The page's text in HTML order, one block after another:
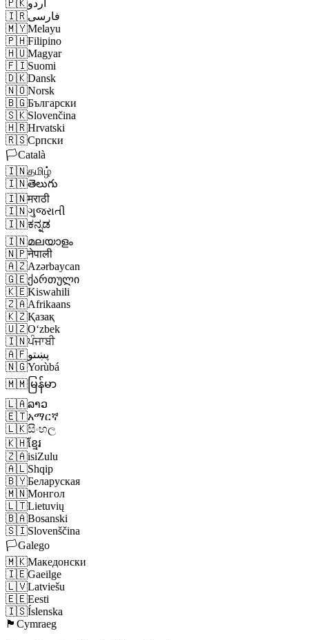
🇵🇰اردو
🇮🇷فارسی
🇲🇾Melayu
🇵🇭Filipino
🇭🇺Magyar
🇫🇮Suomi
🇩🇰Dansk
🇳🇴Norsk
🇧🇬Български
🇸🇰Slovenčina
🇭🇷Hrvatski
🇷🇸Српски
🏳️Català
🇮🇳தமிழ்
🇮🇳తెలుగు
🇮🇳मराठी
🇮🇳ગુજરાતી
🇮🇳ಕನ್ನಡ
🇮🇳മലയാളം
🇳🇵नेपाली
🇦🇿Azərbaycan
🇬🇪ქართული
🇰🇪Kiswahili
🇿🇦Afrikaans
🇰🇿Қазақ
🇺🇿Oʻzbek
🇮🇳ਪੰਜਾਬੀ
🇦🇫پښتو
🇳🇬Yorùbá
🇲🇲 မြန်မာ
🇱🇦ລາວ
🇪🇹አማርኛ
🇱🇰සිංහල
🇰🇭ខ្មែរ
🇿🇦isiZulu
🇦🇱Shqip
🇧🇾Беларуская
🇲🇳Монгол
🇱🇹Lietuvių
🇧🇦Bosanski
🇸🇮Slovenščina
🏳️Galego
🇲🇰Македонски
🇮🇪Gaeilge
🇱🇻Latviešu
🇪🇪Eesti
🇮🇸Íslenska
🏴󠁧󠁢󠁷󠁬󠁳󠁿 Cymraeg